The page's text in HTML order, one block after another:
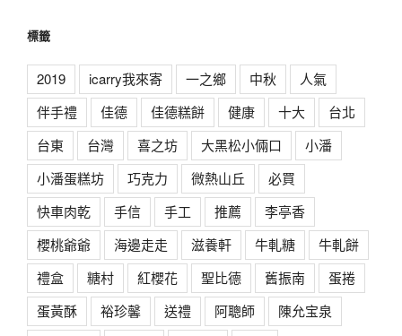
標籤
2019 icarry我來寄 一之鄉 中秋
人氣
伴手禮
佳德 佳德糕餅 健康 十大
台北
台東
台灣 喜之坊 大黑松小倆口
小潘
小潘蛋糕坊
巧克力 微熱山丘
必買
快車肉乾
手信 手工 推薦
李亭香
櫻桃爺爺
海邊走走 滋養軒 牛軋糖
牛軋餅
禮盒
糖村 紅櫻花 聖比德 舊振南
蛋捲
蛋黃酥
裕珍馨 送禮 阿聰師
陳允宝泉